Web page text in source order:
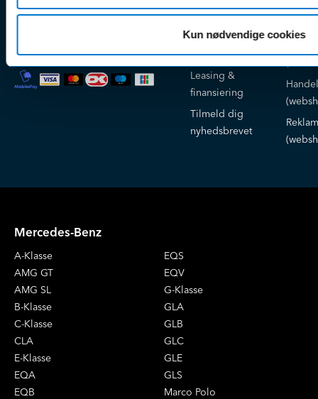
Kun nødvendige cookies
Weekend:
Sikker betaling
& tricks
Kampagner
& nyheder
Leasing &
finansiering
Tilmeld dig
nyhedsbrevet
Mercedes-Benz
A-Klasse
AMG GT
AMG SL
B-Klasse
C-Klasse
CLA
E-Klasse
EQA
EQB
EQS
EQV
G-Klasse
GLA
GLB
GLC
GLE
GLS
Marco Polo